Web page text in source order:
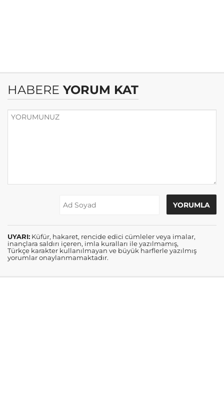
HABERE YORUM KAT
UYARI: Küfür, hakaret, rencide edici cümleler veya imalar,
inançlara saldırı içeren, imla kuralları ile yazılmamış,
Türkçe karakter kullanılmayan ve büyük harflerle yazılmış
yorumlar onaylanmamaktadır.